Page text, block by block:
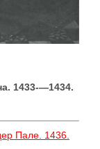
1433-—1434.
Пале. 1436.